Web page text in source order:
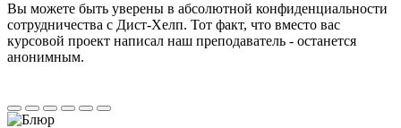
Вы можете быть уверены в абсолютной конфиденциальности
сотрудничества с Дист-Хелп. Тот факт, что вместо вас
курсовой проект написал наш преподаватель - останется
анонимным.